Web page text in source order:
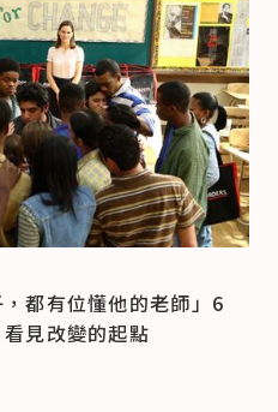
，都有位懂他的老師」6
見改變的起點